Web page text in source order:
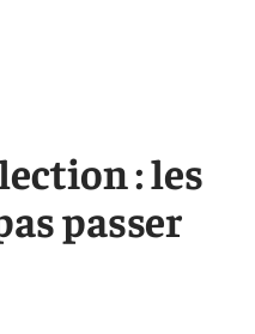
: les
passer